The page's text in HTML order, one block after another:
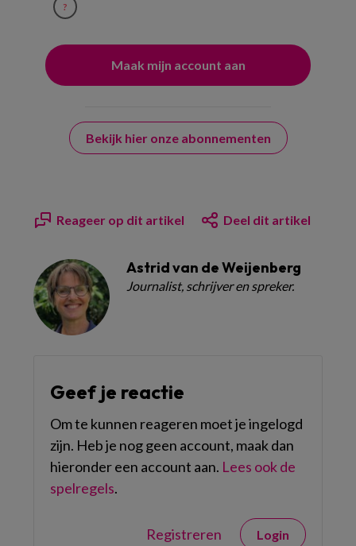
?
Bekijk hier onze abonnementen
Reageer op dit artikel Deel dit artikel
Astrid van de Weijenberg
Journalist, schrijver en spreker.
Geef je reactie
Om te kunnen reageren moet je ingelogd
zijn. Heb je nog geen account, maak dan
hieronder een account aan. Lees ook de
spelregels.
Registreren Login